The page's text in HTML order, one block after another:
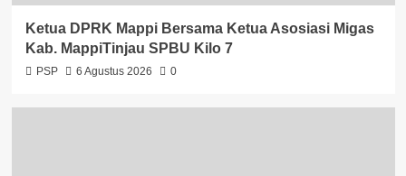
Ketua DPRK Mappi Bersama Ketua Asosiasi Migas
Kab. MappiTinjau SPBU Kilo 7
PSP 6 Agustus 2026 0